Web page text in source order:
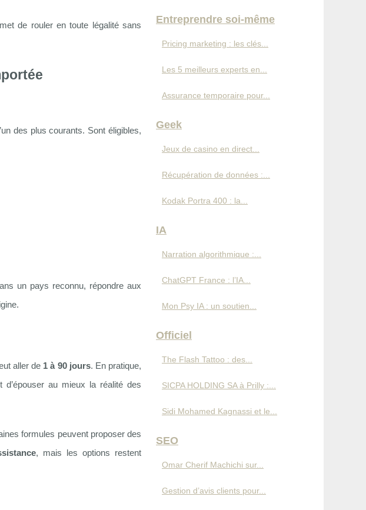
de rouler en toute légalité sans
des plus courants. Sont éligibles,
un pays reconnu, répondre aux
aller de 1 à 90 jours. En pratique,
d’épouser au mieux la réalité des
formules peuvent proposer des
, mais les options restent
Entreprendre soi-même
Pricing marketing : les clés...
Les 5 meilleurs experts en...
Assurance temporaire pour...
Geek
Jeux de casino en direct...
Récupération de données :...
Kodak Portra 400 : la...
IA
Narration algorithmique :...
ChatGPT France : l’IA...
Mon Psy IA : un soutien...
Officiel
The Flash Tattoo : des...
SICPA HOLDING SA à Prilly :...
Sidi Mohamed Kagnassi et le...
SEO
Omar Cherif Machichi sur...
Gestion d’avis clients pour...